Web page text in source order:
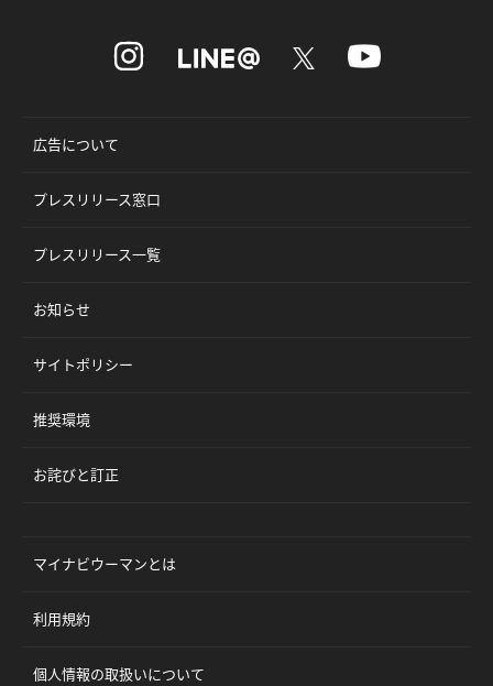
広告について
プレスリリース窓口
プレスリリース一覧
お知らせ
サイトポリシー
推奨環境
お詫びと訂正
マイナビウーマンとは
利用規約
個人情報の取扱いについて